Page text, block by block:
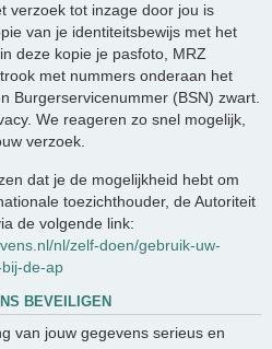
verzoek tot inzage door jou is
van je identiteitsbewijs met het
deze kopie je pasfoto, MRZ
met nummers onderaan het
Burgerservicenummer (BSN) zwart.
We reageren zo snel mogelijk,
verzoek.
dat je de mogelijkheid hebt om
toezichthouder, de Autoriteit
de volgende link:
nl/zelf-doen/gebruik-uw-
de-ap
BEVEILIGEN
van jouw gegevens serieus en